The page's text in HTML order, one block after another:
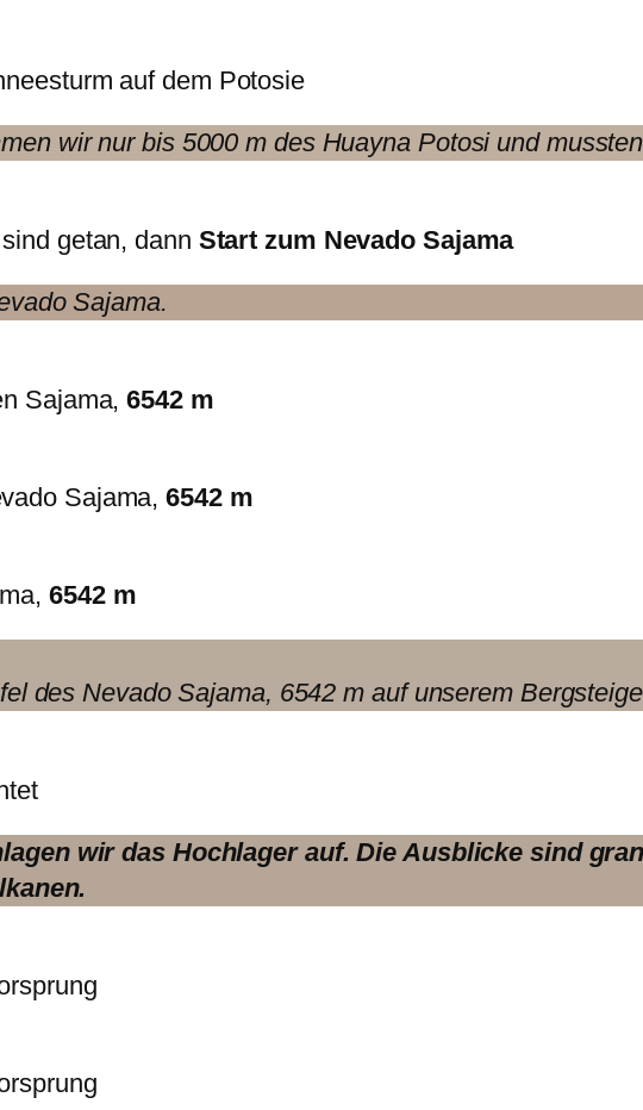
auf dem Potosie
wir nur bis 5000 m des Huayna Potosi und
getan, dann Start zum Nevado Sajama
Sajama.
Sajama,6542 m
Sajama,6542 m
6542 m
des Nevado Sajama, 6542 m auf unserem
wir das Hochlager auf. Die Ausblicke sind